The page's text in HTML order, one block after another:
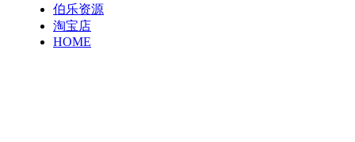
伯乐资源
淘宝店
HOME